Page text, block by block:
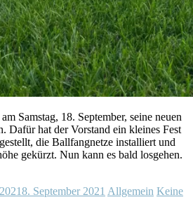
Samstag, 18. September, seine neuen
Dafür hat der Vorstand ein kleines Fest
die Ballfangnetze installiert und
gekürzt. Nun kann es bald losgehen.
8. September 2021 Allgemein Keine